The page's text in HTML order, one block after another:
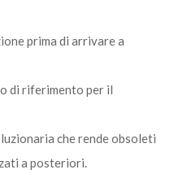
prima di arrivare a
di riferimento per il
che rende obsoleti
a posteriori.